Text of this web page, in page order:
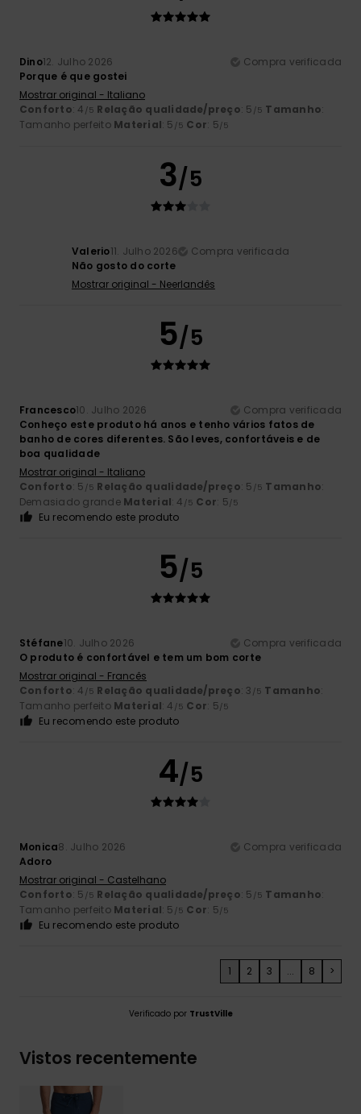
Dino12. Julho 2026
Compra verificada
Porque é que gostei
Mostrar original - Italiano
Conforto: 4 /5 Relação qualidade/preço: 5 /5 Tamanho:
Tamanho perfeito Material: 5 /5 Cor: 5/5
3/5
Valerio11. Julho 2026
Compra verificada
Não gosto do corte
Mostrar original - Neerlandês
5/5
Francesco10. Julho 2026
Compra verificada
Conheço este produto há anos e tenho vários fatos de
banho de cores diferentes. São leves, confortáveis e de
boa qualidade
Mostrar original - Italiano
Conforto: 5 /5 Relação qualidade/preço: 5 /5 Tamanho:
Demasiado grande Material: 4 /5 Cor: 5/5
Eu recomendo este produto
5/5
Stéfane10. Julho 2026
Compra verificada
O produto é confortável e tem um bom corte
Mostrar original - Francês
Conforto: 4 /5 Relação qualidade/preço: 3 /5 Tamanho:
Tamanho perfeito Material: 4 /5 Cor: 5/5
Eu recomendo este produto
4/5
Monica8. Julho 2026
Compra verificada
Adoro
Mostrar original - Castelhano
Conforto: 5 /5 Relação qualidade/preço: 5 /5 Tamanho:
Tamanho perfeito Material: 5 /5 Cor: 5/5
Eu recomendo este produto
1 2 3 ... 8 >
Verificado por TrustVille
Vistos recentemente